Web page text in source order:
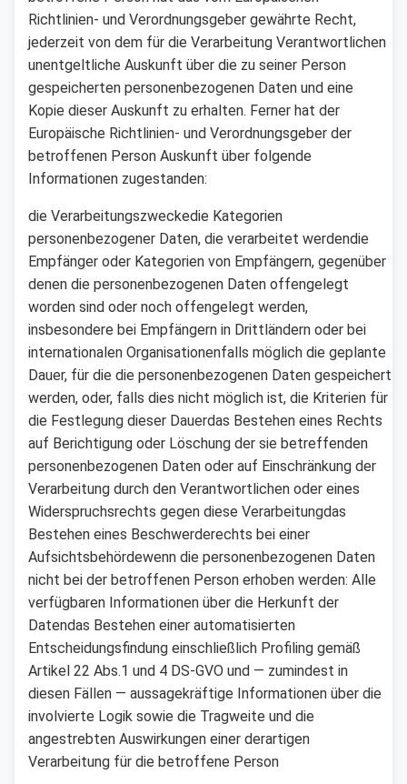
Richtlinien- und Verordnungsgeber gewährte Recht,
jederzeit von dem für die Verarbeitung Verantwortlichen
unentgeltliche Auskunft über die zu seiner Person
gespeicherten personenbezogenen Daten und eine
Kopie dieser Auskunft zu erhalten. Ferner hat der
Europäische Richtlinien- und Verordnungsgeber der
betroffenen Person Auskunft über folgende
Informationen zugestanden:
die Verarbeitungszweckedie Kategorien
personenbezogener Daten, die verarbeitet werdendie
Empfänger oder Kategorien von Empfängern, gegenüber
denen die personenbezogenen Daten offengelegt
worden sind oder noch offengelegt werden,
insbesondere bei Empfängern in Drittländern oder bei
internationalen Organisationenfalls möglich die geplante
Dauer, für die die personenbezogenen Daten gespeichert
werden, oder, falls dies nicht möglich ist, die Kriterien für
die Festlegung dieser Dauerdas Bestehen eines Rechts
auf Berichtigung oder Löschung der sie betreffenden
personenbezogenen Daten oder auf Einschränkung der
Verarbeitung durch den Verantwortlichen oder eines
Widerspruchsrechts gegen diese Verarbeitungdas
Bestehen eines Beschwerderechts bei einer
Aufsichtsbehördewenn die personenbezogenen Daten
nicht bei der betroffenen Person erhoben werden: Alle
verfügbaren Informationen über die Herkunft der
Datendas Bestehen einer automatisierten
Entscheidungsfindung einschließlich Profiling gemäß
Artikel 22 Abs.1 und 4 DS-GVO und — zumindest in
diesen Fällen — aussagekräftige Informationen über die
involvierte Logik sowie die Tragweite und die
angestrebten Auswirkungen einer derartigen
Verarbeitung für die betroffene Person